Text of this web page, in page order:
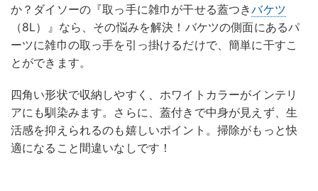
か？ダイソーの『取っ手に雑巾が干せる蓋つきバケツ
（8L）』なら、その悩みを解決！バケツの側面にあるパ
ーツに雑巾の取っ手を引っ掛けるだけで、簡単に干すこ
とができます。
四角い形状で収納しやすく、ホワイトカラーがインテリ
アにも馴染みます。さらに、蓋付きで中身が見えず、生
活感を抑えられるのも嬉しいポイント。掃除がもっと快
適になること間違いなしです！